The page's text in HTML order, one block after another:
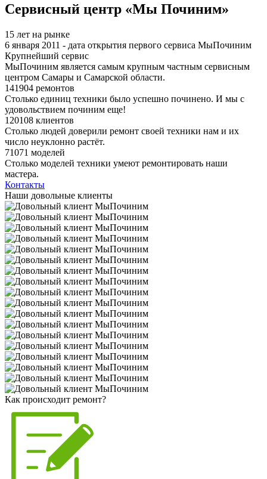
Сервисный центр «Мы Починим»
15 лет на рынке
6 января 2011 - дата открытия первого сервиса МыПочиним
Крупнейший сервис
МыПочиним является самым крупным частным сервисным
центром Самары и Самарской области.
141904 ремонтов
Столько единиц техники было успешно починено. И мы с
удовольствием починим еще!
120108 клиентов
Столько людей доверили ремонт своей техники нам и их
число неуклонно растёт.
71071 моделей
Столько моделей техники умеют ремонтировать наши
мастера.
Контакты
Наши довольные клиенты
Как происходит ремонт?